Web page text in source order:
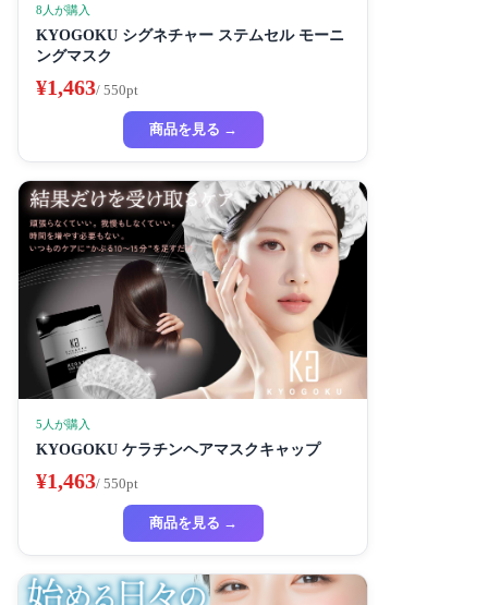
8人が購入
KYOGOKU シグネチャー ステムセル モーニ
ングマスク
¥1,463/ 550pt
商品を見る →
5人が購入
KYOGOKU ケラチンヘアマスクキャップ
¥1,463/ 550pt
商品を見る →